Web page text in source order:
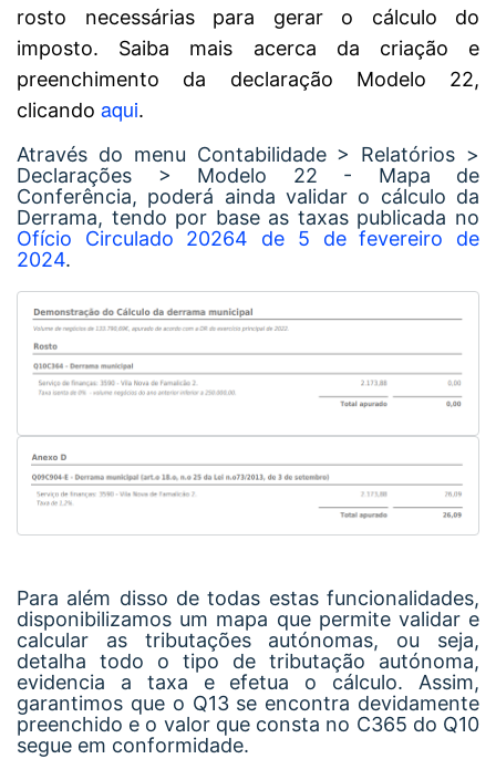
rosto necessárias para gerar o cálculo do
imposto. Saiba mais acerca da criação e
preenchimento da declaração Modelo 22,
clicando aqui.
Através do menu Contabilidade > Relatórios >
Declarações > Modelo 22 - Mapa de
Conferência, poderá ainda validar o cálculo da
Derrama, tendo por base as taxas publicada no
Ofício Circulado 20264 de 5 de fevereiro de
2024.
Para além disso de todas estas funcionalidades,
disponibilizamos um mapa que permite validar e
calcular as tributações autónomas, ou seja,
detalha todo o tipo de tributação autónoma,
evidencia a taxa e efetua o cálculo. Assim,
garantimos que o Q13 se encontra devidamente
preenchido e o valor que consta no C365 do Q10
segue em conformidade.